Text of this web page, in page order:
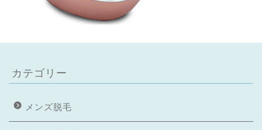
カテゴリー
メンズ脱毛